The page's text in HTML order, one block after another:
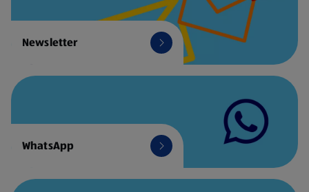
Newsletter
WhatsApp